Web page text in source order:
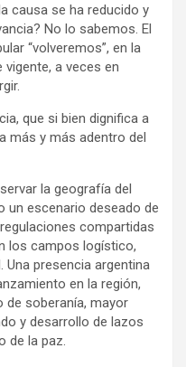
causa se ha reducido y
No lo sabemos. El
“volveremos”, en la
a veces en
que si bien dignifica a
más y más adentro del
la geografía del
un escenario deseado de
compartidas
los campos logístico,
presencia argentina
en la región,
de soberanía, mayor
y desarrollo de lazos
de la paz.